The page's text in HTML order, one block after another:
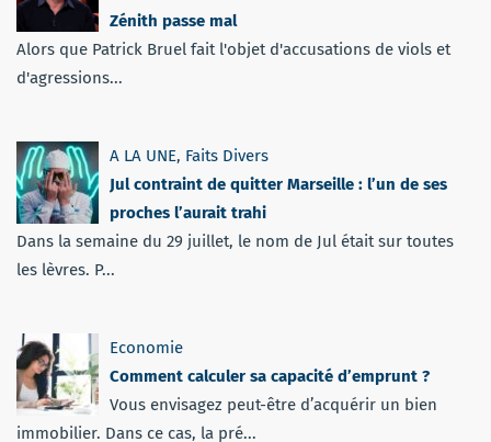
Zénith passe mal
Alors que Patrick Bruel fait l'objet d'accusations de viols et
d'agressions...
A LA UNE, Faits Divers
Jul contraint de quitter Marseille : l’un de ses
proches l’aurait trahi
Dans la semaine du 29 juillet, le nom de Jul était sur toutes
les lèvres. P...
Economie
Comment calculer sa capacité d’emprunt ?
Vous envisagez peut-être d’acquérir un bien
immobilier. Dans ce cas, la pré...